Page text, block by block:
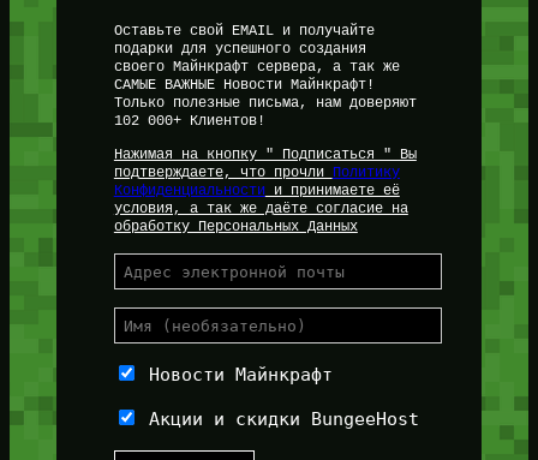
Оставьте свой EMAIL и получайте
подарки для успешного создания
своего Майнкрафт сервера, а так же
САМЫЕ ВАЖНЫЕ Новости Майнкрафт!
Только полезные письма, нам доверяют
102 000+ Клиентов!
Нажимая на кнопку " Подписаться " Вы
подтверждаете, что прочли
Политику
Конфиденциальностии принимаете её
условия, а так же даёте согласие на
обработку Персональных Данных
Новости Майнкрафт
Акции и скидки BungeeHost